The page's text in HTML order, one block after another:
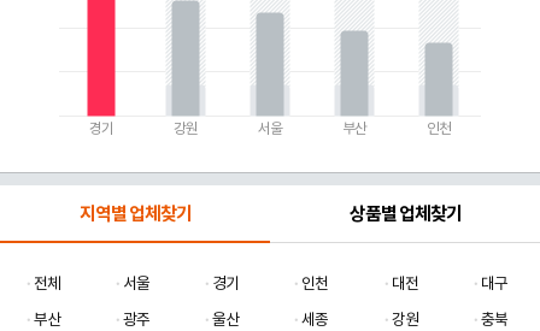
경기 강원 서울 부산 인천
지역별 업체찾기 상품별 업체찾기
전체 서울 경기 인천 대전
대구
부산
광주 울산 세종 강원
충북